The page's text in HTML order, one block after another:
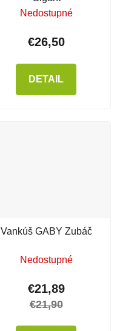
Nedostupné
€26,50
DETAIL
Vankúš GABY Zubáč
Nedostupné
€21,89
€21,90